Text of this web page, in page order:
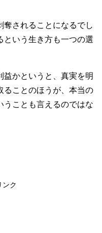
奪されることになるでし
という生き方も一つの選
益かというと、真実を明
ることのほうが、本当の
うことも言えるのではな
ンク